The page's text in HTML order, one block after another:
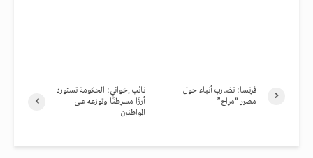
نائب إخواني: الحكومة تستورد
أرزًا مسرطنًا وتوزعه على
المواطنين
فرنسا: تضارب أنباء حول
مصير “مراح”